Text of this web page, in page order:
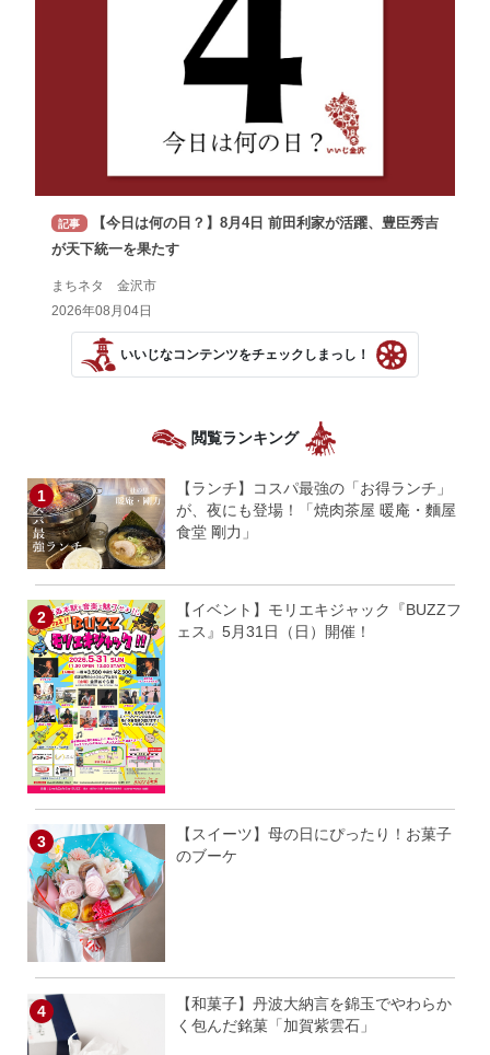
記事
【今日は何の日？】8月4日 前田利家が活躍、豊臣秀吉
が天下統一を果たす
まちネタ 金沢市
2026年08月04日
いいじなコンテンツをチェックしまっし！
閲覧ランキング
【ランチ】コスパ最強の「お得ランチ」
が、夜にも登場！「焼肉茶屋 暖庵・麵屋
食堂 剛力」
【イベント】モリエキジャック『BUZZフ
ェス』5月31日（日）開催！
【スイーツ】母の日にぴったり！お菓子
のブーケ
【和菓子】丹波大納言を錦玉でやわらか
く包んだ銘菓「加賀紫雲石」